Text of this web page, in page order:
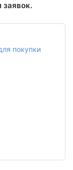
заявок.
покупки